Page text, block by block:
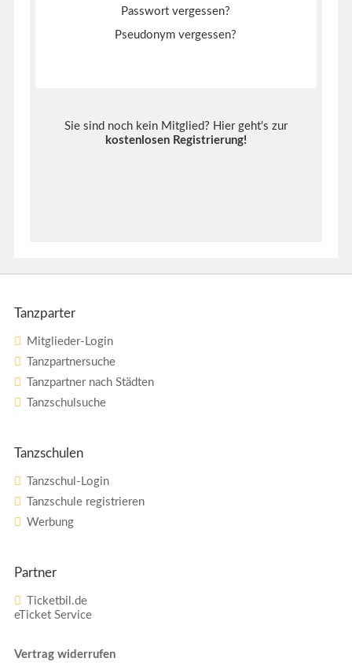
Passwort vergessen?
Pseudonym vergessen?
Sie sind noch kein Mitglied? Hier geht's zur
kostenlosen Registrierung!
Tanzparter
Mitglieder-Login
Tanzpartnersuche
Tanzpartner nach Städten
Tanzschulsuche
Tanzschulen
Tanzschul-Login
Tanzschule registrieren
Werbung
Partner
Ticketbil.de
eTicket Service
Vertrag widerrufen